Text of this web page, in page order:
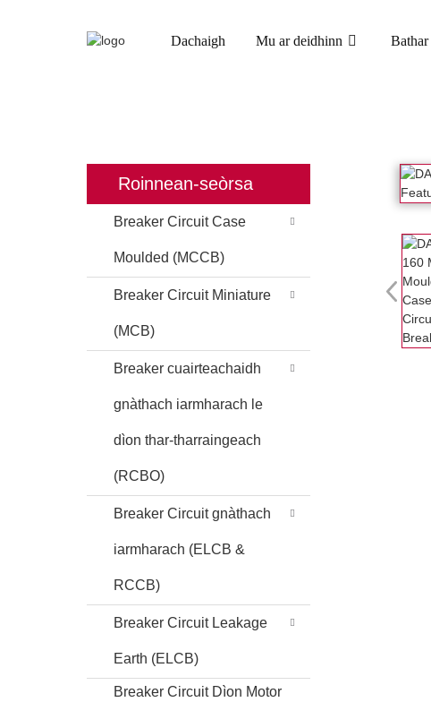
Dachaigh Mu ar deidhinn Bathar
Roinnean-seòrsa
Breaker Circuit Case
Moulded (MCCB)
Breaker Circuit Miniature
(MCB)
Breaker cuairteachaidh
gnàthach iarmharach le
dìon thar-tharraingeach
(RCBO)
Breaker Circuit gnàthach
iarmharach (ELCB &
RCCB)
Breaker Circuit Leakage
Earth (ELCB)
Breaker Circuit Dìon Motor